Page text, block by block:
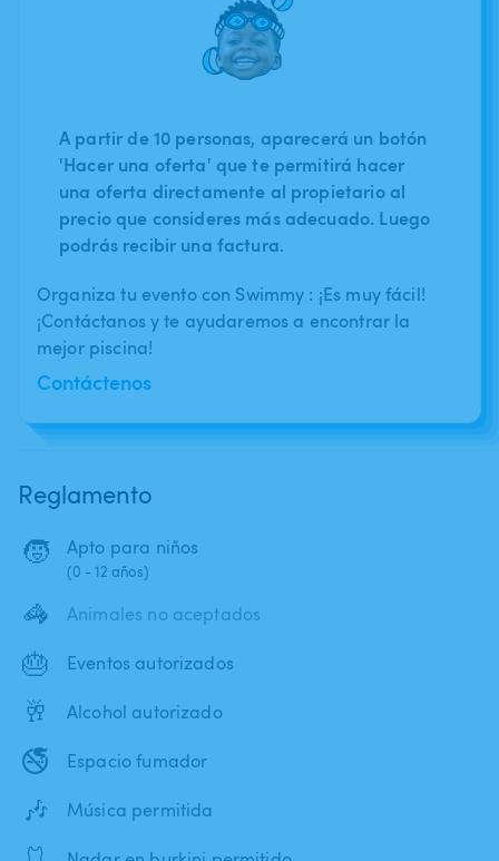
A partir de 10 personas, aparecerá un botón
'Hacer una oferta' que te permitirá hacer
una oferta directamente al propietario al
precio que consideres más adecuado. Luego
podrás recibir una factura.
Organiza tu evento con Swimmy : ¡Es muy fácil!
¡Contáctanos y te ayudaremos a encontrar la
mejor piscina!
Contáctenos
Reglamento
🧒 Apto para niños
(0 - 12 años)
🦓 Animales no aceptados
🎂 Eventos autorizados
🥂 Alcohol autorizado
🚭 Espacio fumador
🎶 Música permitida